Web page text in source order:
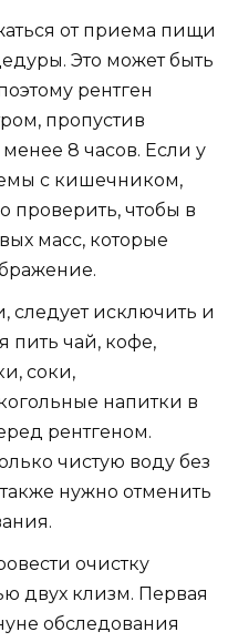
от приема пищи
Это может быть
рентген
пропустив
8 часов. Если у
с кишечником,
проверить, чтобы в
масс, которые
следует исключить и
пить чай, кофе,
соки,
напитки в
рентгеном.
чистую воду без
нужно отменить
очистку
двух клизм. Первая
обследования